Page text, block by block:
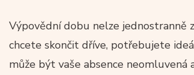
Výpovědní dobu nelze jednostranně
chcete skončit dříve, potřebujete
může být vaše absence